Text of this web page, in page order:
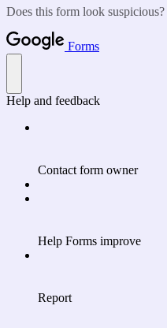
Does this form look suspicious?
Forms
Help and feedback
Contact form owner
Help Forms improve
Report